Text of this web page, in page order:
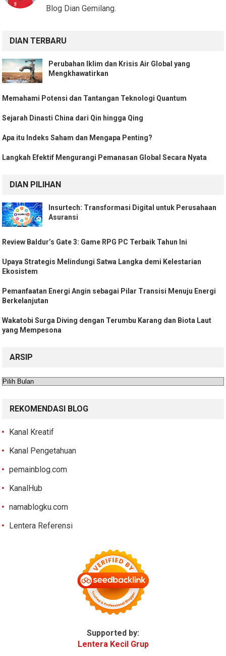
Blog Dian Gemilang.
DIAN TERBARU
Perubahan Iklim dan Krisis Air Global yang
Mengkhawatirkan
Memahami Potensi dan Tantangan Teknologi Quantum
Sejarah Dinasti China dari Qin hingga Qing
Apa itu Indeks Saham dan Mengapa Penting?
Langkah Efektif Mengurangi Pemanasan Global Secara Nyata
DIAN PILIHAN
Insurtech: Transformasi Digital untuk Perusahaan
Asuransi
Review Baldur’s Gate 3: Game RPG PC Terbaik Tahun Ini
Upaya Strategis Melindungi Satwa Langka demi Kelestarian
Ekosistem
Pemanfaatan Energi Angin sebagai Pilar Transisi Menuju Energi
Berkelanjutan
Wakatobi Surga Diving dengan Terumbu Karang dan Biota Laut
yang Mempesona
ARSIP
Arsip
REKOMENDASI BLOG
Kanal Kreatif
Kanal Pengetahuan
pemainblog.com
KanalHub
namablogku.com
Lentera Referensi
Supported by:
Lentera Kecil Grup